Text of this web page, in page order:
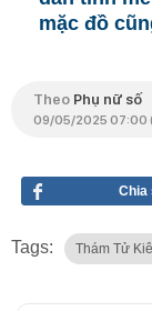
mặc đồ
Theo Phụ nữ số
09/05/2025 07:00
Chia
Tags: Thám Tử